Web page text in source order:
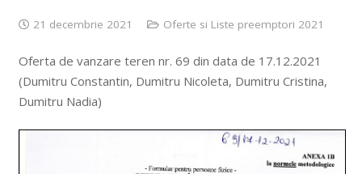
21 decembrie 2021 Oferte si Liste preemptori 2021
Oferta de vanzare teren nr. 69 din data de 17.12.2021
(Dumitru Constantin, Dumitru Nicoleta, Dumitru Cristina,
Dumitru Nadia)